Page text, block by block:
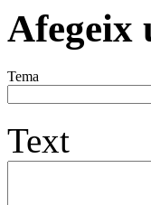
Afegeix
Tema
Text